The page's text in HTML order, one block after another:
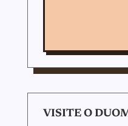
VISITE O